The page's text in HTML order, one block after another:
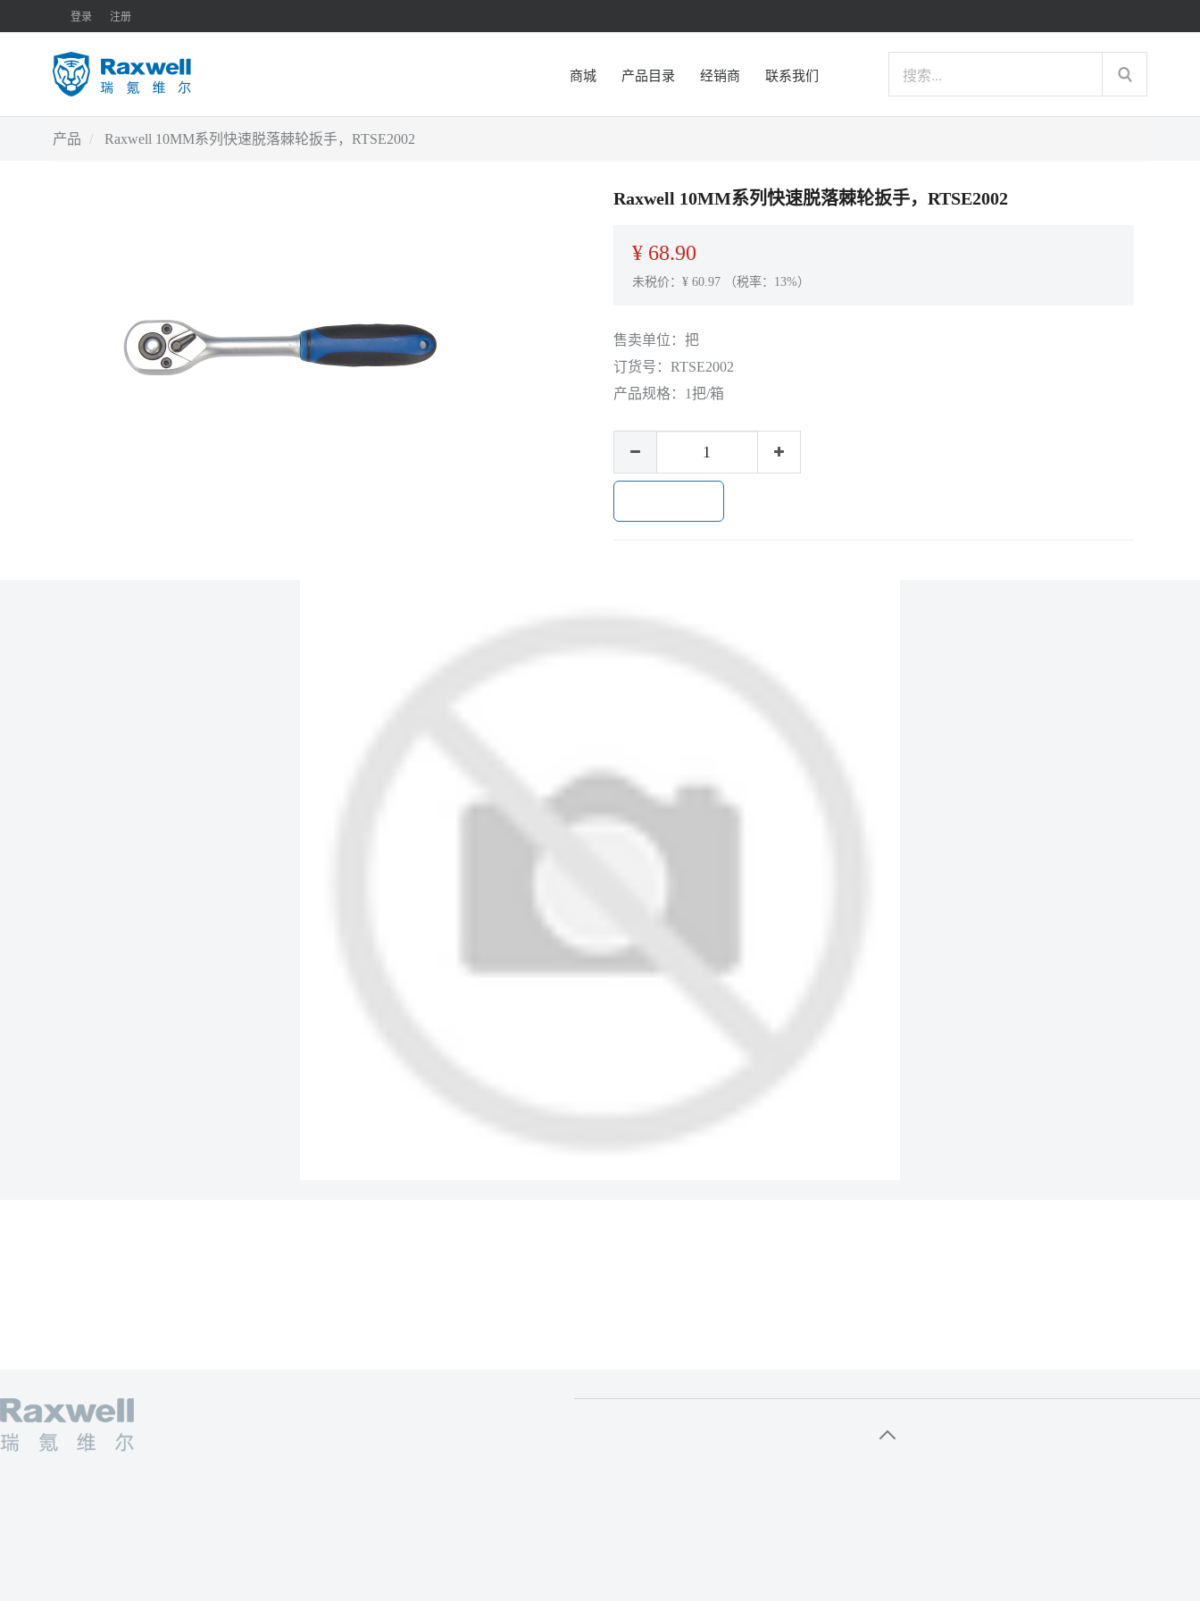
登录 注册
商城 产品目录 经销商 联系我们
产品 Raxwell 10MM系列快速脱落棘轮扳手，RTSE2002
Raxwell 10MM系列快速脱落棘轮扳手，RTSE2002
¥ 68.90
未税价：¥ 60.97（税率：13%）
售卖单位： 把
订货号： RTSE2002
产品规格： 1把/箱